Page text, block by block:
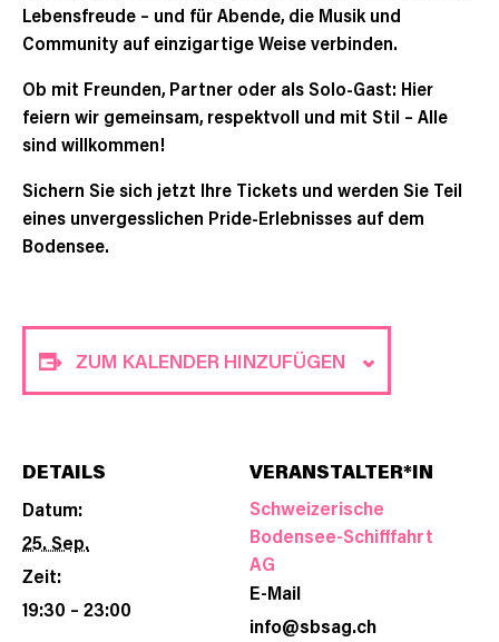
Lebensfreude – und für Abende, die Musik und
Community auf einzigartige Weise verbinden.
Ob mit Freunden, Partner oder als Solo-Gast: Hier
feiern wir gemeinsam, respektvoll und mit Stil – Alle
sind willkommen!
Sichern Sie sich jetzt Ihre Tickets und werden Sie Teil
eines unvergesslichen Pride-Erlebnisses auf dem
Bodensee.
ZUM KALENDER HINZUFÜGEN
DETAILS
Datum:
25. Sep.
Zeit:
19:30 – 23:00
VERANSTALTER*IN
Schweizerische
Bodensee-Schifffahrt
AG
E-Mail
info@sbsag.ch